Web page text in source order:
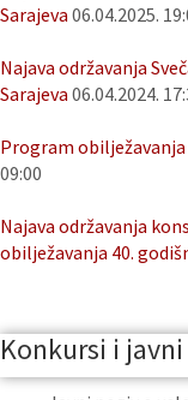
Sarajeva 06.04.2025.
Najava održavanja
Sarajeva 06.04.2024.
Program obilježavanja
09:00
Najava održavanja
obilježavanja 40.
Konkursi i